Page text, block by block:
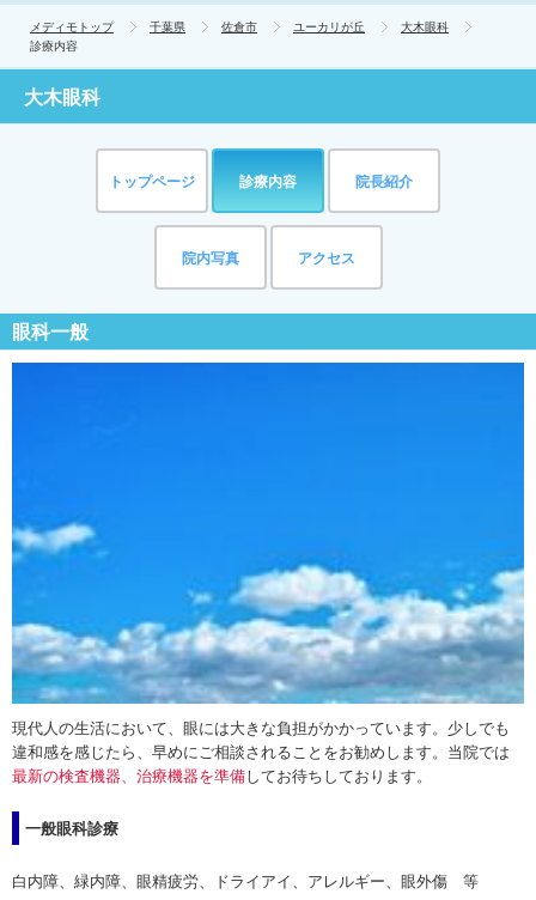
メディモトップ 千葉県 佐倉市 ユーカリが丘
大木眼科
診療内容
大木眼科
トップページ 診療内容 院長紹介
院内写真 アクセス
眼科一般
現代人の生活において、眼には大きな負担がかかっています。少しでも
違和感を感じたら、早めにご相談されることをお勧めします。当院では
最新の検査機器、治療機器を準備してお待ちしております。
一般眼科診療
白内障、緑内障、眼精疲労、ドライアイ、アレルギー、眼外傷 等